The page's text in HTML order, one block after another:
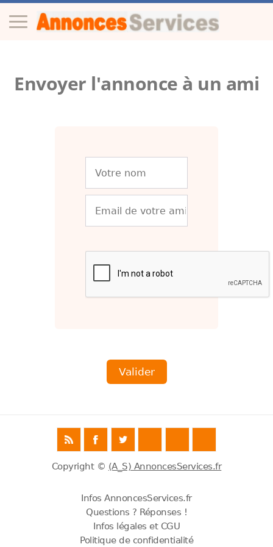
Envoyer l'annonce à un ami
Copyright © (A_S) AnnoncesServices.fr
Infos AnnoncesServices.fr
Questions ? Réponses !
Infos légales et CGU
Politique de confidentialité